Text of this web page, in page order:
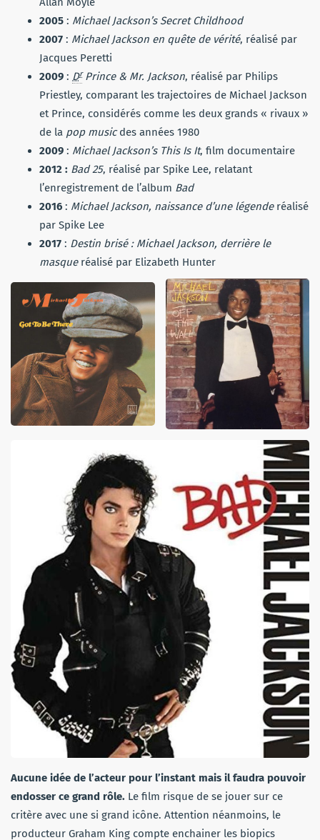
2005 : Michael Jackson’s Secret Childhood
2007 : Michael Jackson en quête de vérité, réalisé par
Jacques Peretti
2009 : DrPrince & Mr. Jackson, réalisé par Philips
Priestley, comparant les trajectoires de Michael Jackson
et Prince, considérés comme les deux grands « rivaux »
de la pop musicdes années 1980
2009 : Michael Jackson’s This Is It, film documentaire
2012 : Bad 25, réalisé par Spike Lee, relatant
l’enregistrement de l’album Bad
2016 : Michael Jackson, naissance d’une légenderéalisé
par Spike Lee
2017 : Destin brisé : Michael Jackson, derrière le
masqueréalisé par Elizabeth Hunter
Aucune idée de l’acteur pour l’instant mais il faudra pouvoir
endosser ce grand rôle. Le film risque de se jouer sur ce
critère avec une si grand icône. Attention néanmoins, le
producteur Graham King compte enchainer les biopics